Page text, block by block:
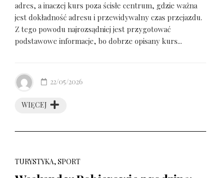
adres, a inaczej kurs poza ścisłe centrum, gdzie ważna
jest dokładność adresu i przewidywalny czas przejazdu.
Z tego powodu najrozsądniej jest przygotować
podstawowe informacje, bo dobrze opisany kurs...
WIĘCEJ
22/05/2026
TURYSTYKA, SPORT